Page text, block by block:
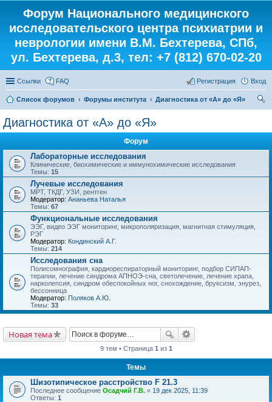
Форум Национального медицинского
исследовательского центра психиатрии и
неврологии имени В.М. Бехтерева, СПб,
ул. Бехтерева, д.3, тел: +7 (812) 670-02-20
Ссылки FAQ Вход
Регистрация
Список форумов Форумы института
Диагностика от «А» до «Я»
Диагностика от «А» до «Я»
Форум
Лабораторные исследования
Клинические, биохимические и иммунохимические исследования
Темы: 15
Лучевые исследования
МРТ, ТКДГ, УЗИ, рентген
Модератор: Ананьева Наталья
Темы: 67
Функциональные исследования
ЭЭГ, видео ЭЭГ мониторинг, микрополяризация, магнитная стимуляция,
РЭГ
Модератор: Кондинский А.Г.
Темы: 214
Исследования сна
Полисомнография, кардиореспираторный мониторинг, подбор СИПАП-
терапии, лечение синдрома АПНОЭ-сна, светолечение, лечение храпа,
нарколепсия, синдром обеспокойных ног, снохождение, бруксизм, энурез,
бессонница
Модератор: Поляков А.Ю.
Темы: 33
Новая тема
9 тем • Страница 1 из 1
Темы
Шизотипическое расстройство F 21.3
Последнее сообщение Осадчий Г.В. « 19 дек 2025, 11:39
Ответы: 1